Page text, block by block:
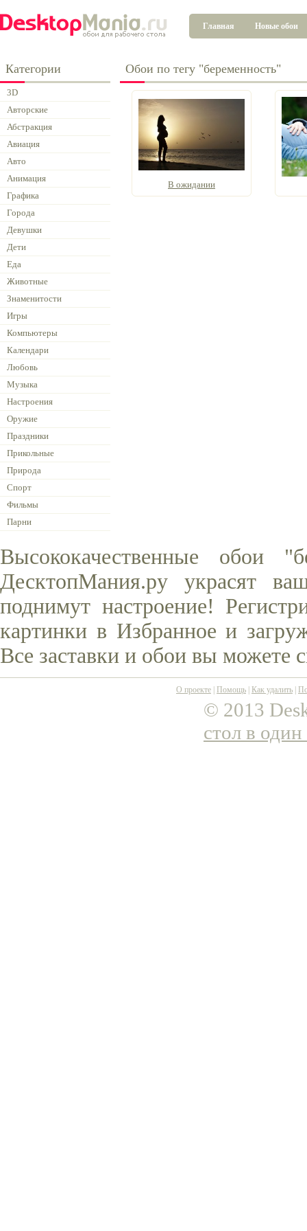
Главная Новые обои
Категории
3D
Авторские
Абстракция
Авиация
Авто
Анимация
Графика
Города
Девушки
Дети
Еда
Животные
Знаменитости
Игры
Компьютеры
Календари
Любовь
Музыка
Настроения
Оружие
Праздники
Прикольные
Природа
Спорт
Фильмы
Парни
Обои по тегу "беременность"
В ожидании
Высококачественные обои
ДесктопМания.ру украсят
поднимут настроение!
картинки в Избранное и
Все заставки и обои вы можете
О проекте Помощь Как удалить
© 2013
стол в